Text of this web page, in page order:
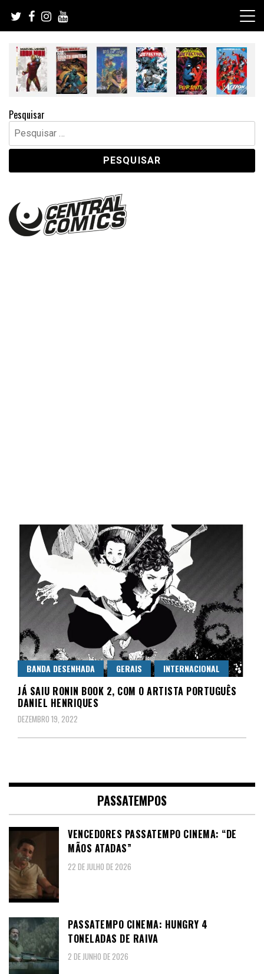
content
Pesquisar
Pesquisar
por:
Central Comics
BANDA DESENHADA GERAIS INTERNACIONAL
JÁ SAIU RONIN BOOK 2, COM O ARTISTA PORTUGUÊS
DANIEL HENRIQUES
DEZEMBRO 19, 2022
PASSATEMPOS
VENCEDORES PASSATEMPO CINEMA: “DE
MÃOS ATADAS”
22 DE JULHO DE 2026
PASSATEMPO CINEMA: HUNGRY 4
TONELADAS DE RAIVA
2 DE JUNHO DE 2026